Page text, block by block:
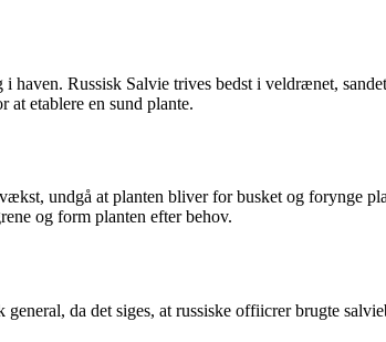
Russisk Salvie trives bedst i veldrænet,
etablere en sund plante.
undgå at planten bliver for busket og forynge
og form planten efter behov.
da det siges, at russiske offiicrer brugte